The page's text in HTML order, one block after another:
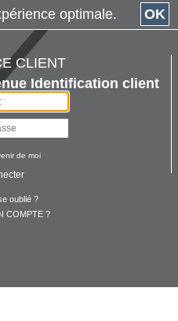
CLIENT
Identification client
de moi
oublié ?
COMPTE ?
optimale. OK